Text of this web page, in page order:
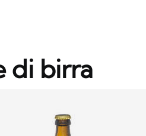
di birra